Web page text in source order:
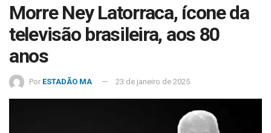
Morre Ney Latorraca, ícone da
televisão brasileira, aos 80
anos
Por ESTADÃO MA 23 de janeiro de 2025